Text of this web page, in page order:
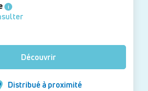
i
Découvrir
Distribué à proximité